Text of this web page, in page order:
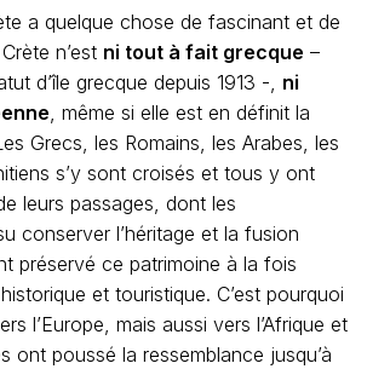
a quelque chose de fascinant et de
n’est ni tout à fait grecque –
d’île grecque depuis 1913 -, ni
, même si elle est en définit la
Grecs, les Romains, les Arabes, les
s’y sont croisés et tous y ont
leurs passages, dont les
conserver l’héritage et la fusion
préservé ce patrimoine à la fois
et touristique. C’est pourquoi
l’Europe, mais aussi vers l’Afrique et
ont poussé la ressemblance jusqu’à